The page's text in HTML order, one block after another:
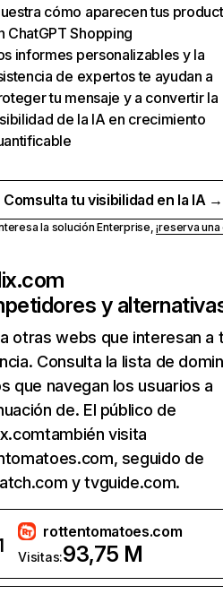
cómo aparecen tus
ChatGPT Shopping
informes personalizables y la
de expertos te ayudan a
tu mensaje y a convertir la
de la IA en crecimiento
Comsulta tu visibilidad en la IA →
la solución Enterprise,¡reserva
y
otras webs que interesan a
Consulta la lista de
que navegan los usuarios a
de. El público de
visita
seguido de
y tvguide.com.
rottentomatoes.com
Visitas:93,75 M